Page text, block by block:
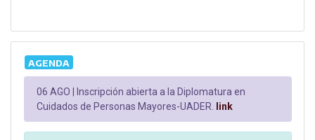
AGENDA
06 AGO |
Inscripción abierta a la Diplomatura en
Cuidados de Personas Mayores-UADER.
link